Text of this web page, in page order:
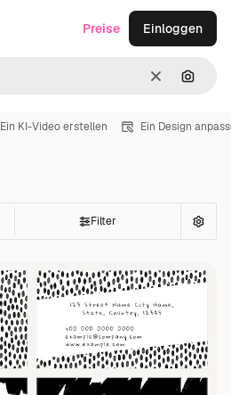
LöschenNach
Preise Einloggen
Ein KI-Video erstellen Ein Design
Filter